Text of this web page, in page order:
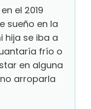
el 2019
sueño en la
hija se iba a
frío o
en alguna
arroparla